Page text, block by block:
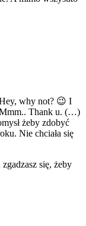
why not? 😉 I
Mmm.. Thank u. (…)
żeby zdobyć
Nie chciała się
się, żeby